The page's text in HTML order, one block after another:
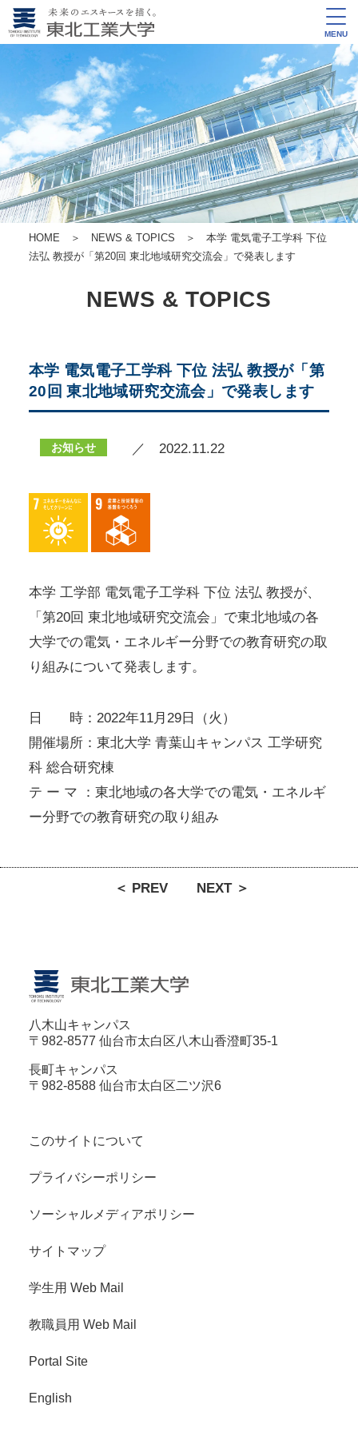
MENU
HOME ＞ NEWS & TOPICS ＞ 本学 電気電子工学科 下位
法弘 教授が「第20回 東北地域研究交流会」で発表します
NEWS & TOPICS
本学 電気電子工学科 下位 法弘 教授が「第
20回 東北地域研究交流会」で発表します
お知らせ ／ 2022.11.22
本学 工学部 電気電子工学科 下位 法弘 教授が、
「第20回 東北地域研究交流会」で東北地域の各
大学での電気・エネルギー分野での教育研究の取
り組みについて発表します。
日 時：2022年11月29日（火）
開催場所：東北大学 青葉山キャンパス 工学研究
科 総合研究棟
テ ー マ ：東北地域の各大学での電気・エネルギ
ー分野での教育研究の取り組み
＜ PREV NEXT ＞
八木山キャンパス
〒982-8577 仙台市太白区八木山香澄町35-1
長町キャンパス
〒982-8588 仙台市太白区二ツ沢6
このサイトについて
プライバシーポリシー
ソーシャルメディアポリシー
サイトマップ
学生用 Web Mail
教職員用 Web Mail
Portal Site
English